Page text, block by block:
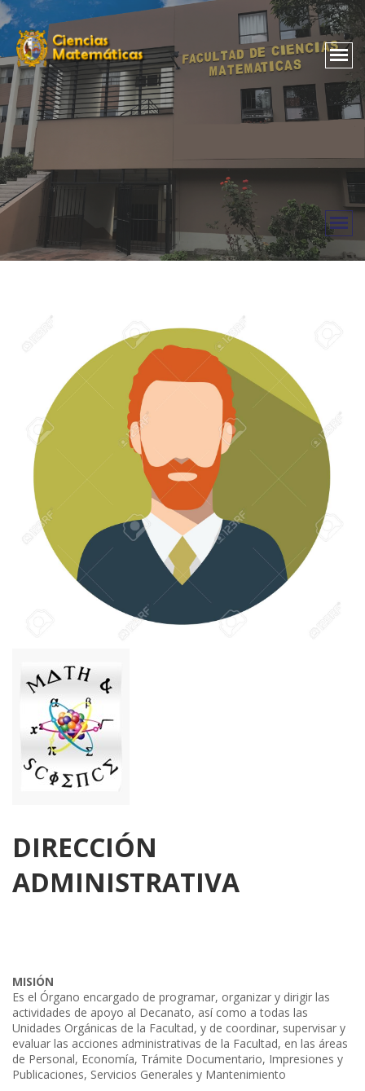
DIRECCIÓN
ADMINISTRATIVA
MISIÓN
Es el Órgano encargado de programar, organizar y dirigir las
actividades de apoyo al Decanato, así como a todas las
Unidades Orgánicas de la Facultad, y de coordinar, supervisar y
evaluar las acciones administrativas de la Facultad, en las áreas
de Personal, Economía, Trámite Documentario, Impresiones y
Publicaciones, Servicios Generales y Mantenimiento